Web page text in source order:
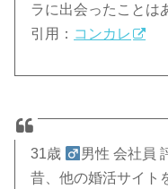
ラに出会ったことは
引用： コンカレ
31歳
男性 会社員
昔、他の婚活サイト